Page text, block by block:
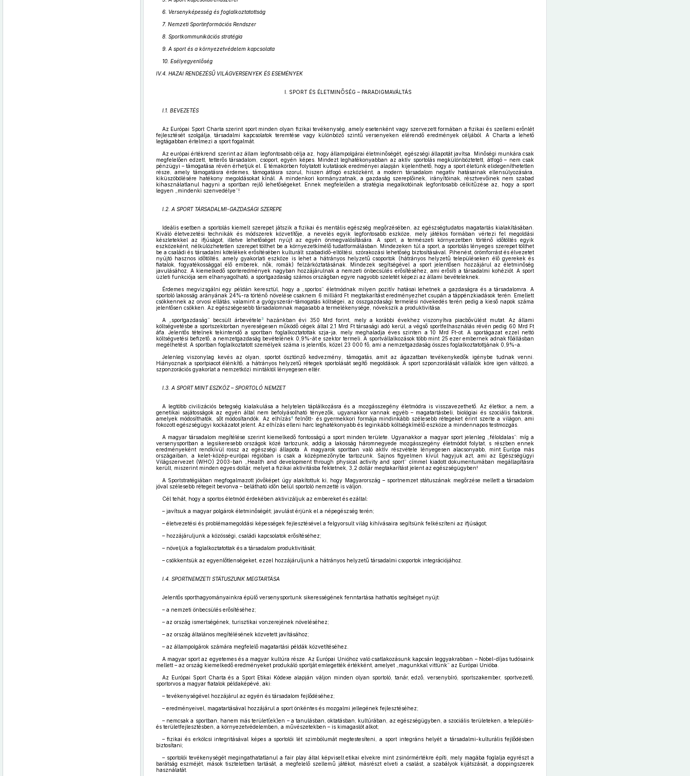
6. Versenyképesség és foglalkoztatottság
7. Nemzeti Sportinformációs Rendszer
8. Sportkommunikációs stratégia
9. A sport és a környezetvédelem kapcsolata
10. Esélyegyenlőség
IV.4. HAZAI RENDEZÉSŰ VILÁGVERSENYEK ÉS ESEMÉNYEK
I. SPORT ÉS ÉLETMINŐSÉG – PARADIGMAVÁLTÁS
I.1. BEVEZETÉS
Az Európai Sport Charta szerint sport minden olyan fizikai tevékenység, amely esetenként vagy szervezett formában a fizikai és szellemi erőnlét
fejlesztését szolgálja, társadalmi kapcsolatok teremtése vagy különböző szintű versenyeken elérendő eredmények céljából. A Charta a lehető
legtágabban értelmezi a sport fogalmát.
Az európai értékrend szerint az állam legfontosabb célja az, hogy állampolgárai életminőségét, egészségi állapotát javítsa. Minőségi munkára csak
megfelelően edzett, tetterős társadalom, csoport, egyén képes. Mindezt leghatékonyabban az aktív sportolás megkülönböztetett, átfogó – nem csak
pénzügyi – támogatása révén érhetjük el. E témakörben folytatott kutatások eredményei alapján kijelenthető, hogy a sport életünk elidegeníthetetlen
része, amely támogatásra érdemes, támogatásra szorul, hiszen átfogó eszközként, a modern társadalom negatív hatásainak ellensúlyozására,
kiküszöbölésére hatékony megoldásokat kínál. A mindenkori kormányzatnak, a gazdaság szereplőinek, irányítóinak, résztvevőinek nem szabad
kihasználatlanul hagyni a sportban rejlő lehetőségeket. Ennek megfelelően a stratégia megalkotóinak legfontosabb célkitűzése az, hogy a sport
legyen „mindenki szenvedélye”!
I.2. A SPORT TÁRSADALMI-GAZDASÁGI SZEREPE
Ideális esetben a sportolás kiemelt szerepet játszik a fizikai és mentális egészség megőrzésében, az egészségtudatos magatartás kialakításában.
Kiváló életvezetési technikák és módszerek közvetítője, a nevelés egyik legfontosabb eszköze, mely játékos formában vértezi fel megoldási
készletekkel az ifjúságot, illetve lehetőséget nyújt az egyén önmegvalósítására. A sport, a természeti környezetben történő időtöltés egyik
eszközeként, nélkülözhetetlen szerepet tölthet be a környezetkímélő tudatformálásban. Mindezeken túl a sport, a sportolás lényeges szerepet tölthet
be a családi és társadalmi kötelékek erősítésében kulturált szabadidő-eltöltési, szórakozási lehetőség biztosításával. Pihenést, örömforrást és élvezetet
nyújtó hasznos időtöltés, amely gyakorlati eszköze is lehet a hátrányos helyzetű csoportok (hátrányos helyzetű településeken élő gyerekek és
fiatalok, fogyatékossággal élő emberek, nők, romák) felzárkóztatásának. Mindezek segítségével a sport jelentősen hozzájárul az életminőség
javulásához. A kiemelkedő sporteredmények nagyban hozzájárulnak a nemzeti önbecsülés erősítéséhez, ami erősíti a társadalmi kohéziót. A sport
üzleti funkciója sem elhanyagolható, a sportgazdaság számos országban egyre nagyobb szeletét képezi az állami bevételeknek.
Érdemes megvizsgálni egy példán keresztül, hogy a „sportos” életmódnak milyen pozitív hatásai lehetnek a gazdaságra és a társadalomra. A
sportoló lakosság arányának 24%-ra történő növelése csaknem 6 milliárd Ft megtakarítást eredményezhet csupán a táppénzkiadások terén. Emellett
csökkennek az orvosi ellátás, valamint a gyógyszerár-támogatás költségei, az összgazdasági termelési növekedés terén pedig a kieső napok száma
jelentősen csökken. Az egészségesebb társadalomnak magasabb a termelékenysége, növekszik a produktivitása.
A „sportgazdaság” becsült árbevétele3hazánkban évi 350 Mrd forint, mely a korábbi évekhez viszonyítva piacbővülést mutat. Az állami
költségvetésbe a sportszektorban nyereségesen működő cégek által 2,1 Mrd Ft társasági adó kerül, a végső sportfelhasználás révén pedig 60 Mrd Ft
áfa. Jelentős tételnek tekintendő a sportban foglalkoztatottak szja-ja, mely meghaladja éves szinten a 10 Mrd Ft-ot. A sportágazat ezzel nettó
költségvetési befizető, a nemzetgazdaság bevételének 0,9%-át e szektor termeli. A sportvállalkozások több mint 25 ezer embernek adnak főállásban
megélhetést. A sportban foglalkoztatott személyek száma is jelentős, közel 23 000 fő, ami a nemzetgazdaság összes foglalkoztatottjának 0,9%-a.
Jelenleg viszonylag kevés az olyan, sportot ösztönző kedvezmény, támogatás, amit az ágazatban tevékenykedők igénybe tudnak venni.
Hiányoznak a sportpiacot élénkítő, a hátrányos helyzetű rétegek sportolását segítő megoldások. A sport szponzorálását vállalók köre igen változó, a
szponzorációs gyakorlat a nemzetközi mintáktól lényegesen eltér.
I.3. A SPORT MINT ESZKÖZ – SPORTOLÓ NEMZET
A legtöbb civilizációs betegség kialakulása a helytelen táplálkozásra és a mozgásszegény életmódra is visszavezethető. Az életkor, a nem, a
genetikai sajátosságok az egyén által nem befolyásolható tényezők, ugyanakkor vannak egyéb – magatartásbeli, biológiai és szociális faktorok,
amelyek módosíthatók, sőt módosítandók. Az elhízás4felnőtt- és gyermekkori formája mindinkább szélesebb rétegeket érint szerte a világon, ami
fokozott egészségügyi kockázatot jelent. Az elhízás elleni harc leghatékonyabb és leginkább költségkímélő eszköze a mindennapos testmozgás.
A magyar társadalom megítélése szerint kiemelkedő fontosságú a sport minden területe. Ugyanakkor a magyar sport jelenleg „féloldalas”: míg a
versenysportban a legsikeresebb országok közé tartozunk, addig a lakosság háromnegyede mozgásszegény életmódot folytat, s részben ennek
eredményeként rendkívül rossz az egészségi állapota. A magyarok sportban való aktív részvétele lényegesen alacsonyabb, mint Európa más
országaiban, a kelet-közép-európai régióban is csak a középmezőnybe tartozunk. Sajnos figyelmen kívül hagyjuk azt, ami az Egészségügyi
Világszervezet (WHO) 2003-ban „Health and development through physical activity and sport” címmel kiadott dokumentumában megállapításra
került, miszerint minden egyes dollár, melyet a fizikai aktivitásba fektetnek, 3,2 dollár megtakarítást jelent az egészségügyben!
A Sportstratégiában megfogalmazott jövőképet úgy alakítottuk ki, hogy Magyarország – sportnemzet státuszának megőrzése mellett a társadalom
jóval szélesebb rétegeit bevonva – belátható időn belül sportoló nemzetté is váljon.
Cél tehát, hogy a sportos életmód érdekében aktivizáljuk az embereket és ezáltal:
– javítsuk a magyar polgárok életminőségét; javulást érjünk el a népegészség terén;
– életvezetési és problémamegoldási képességek fejlesztésével a felgyorsult világ kihívásaira segítsünk felkészíteni az ifjúságot;
– hozzájáruljunk a közösségi, családi kapcsolatok erősítéséhez;
– növeljük a foglalkoztatottak és a társadalom produktivitását;
– csökkentsük az egyenlőtlenségeket, ezzel hozzájáruljunk a hátrányos helyzetű társadalmi csoportok integrációjához.
I.4. SPORTNEMZETI STÁTUSZUNK MEGTARTÁSA
Jelentős sporthagyományainkra épülő versenysportunk sikerességének fenntartása hathatós segítséget nyújt:
– a nemzeti önbecsülés erősítéséhez;
– az ország ismertségének, turisztikai vonzerejének növeléséhez;
– az ország általános megítélésének közvetett javításához;
– az állampolgárok számára megfelelő magatartási példák közvetítéséhez.
A magyar sport az egyetemes és a magyar kultúra része. Az Európai Unióhoz való csatlakozásunk kapcsán leggyakrabban – Nobel-díjas tudósaink
mellett – az ország kiemelkedő eredményeket produkáló sportját emlegették értékként, amelyet „magunkkal vittünk” az Európai Unióba.
Az Európai Sport Charta és a Sport Etikai Kódexe alapján váljon minden olyan sportoló, tanár, edző, versenybíró, sportszakember, sportvezető,
sportorvos a magyar fiatalok példaképévé, aki:
– tevékenységével hozzájárul az egyén és társadalom fejlődéséhez;
– eredményeivel, magatartásával hozzájárul a sport önkéntes és mozgalmi jellegének fejlesztéséhez;
– nemcsak a sportban, hanem más terület(ek)en – a tanulásban, oktatásban, kultúrában, az egészségügyben, a szociális területeken, a település-
és területfejlesztésben, a környezetvédelemben, a művészetekben – is kimagaslót alkot;
– fizikai és erkölcsi integritásával képes a sportolói lét szimbólumát megtestesíteni, a sport integráns helyét a társadalmi-kulturális fejlődésben
biztosítani;
– sportolói tevékenységét megingathatatlanul a fair play által képviselt etikai elvekre mint zsinórmértékre építi, mely magába foglalja egyrészt a
barátság eszméjét, mások tiszteletben tartását, a megfelelő szellemű játékot, másrészt elveti a csalást, a szabályok kijátszását, a doppingszerek
használatát.